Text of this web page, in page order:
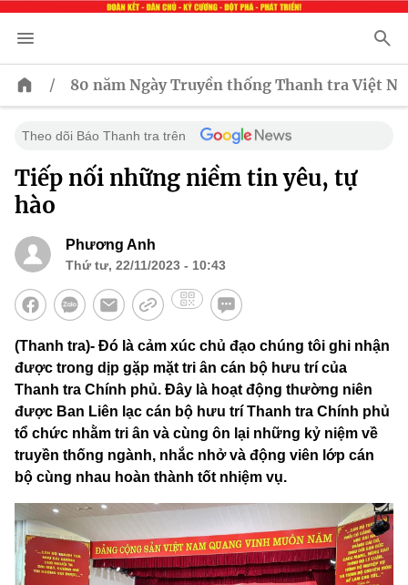
/ 80 năm Ngày Truyền thống Thanh tra Việt
Theo dõi Báo Thanh tra trên
Tiếp nối những niềm tin yêu, tự
hào
Phương Anh
Thứ tư, 22/11/2023 - 10:43
(Thanh tra)- Đó là cảm xúc chủ đạo chúng tôi ghi nhận
được trong dịp gặp mặt tri ân cán bộ hưu trí của
Thanh tra Chính phủ. Đây là hoạt động thường niên
được Ban Liên lạc cán bộ hưu trí Thanh tra Chính phủ
tổ chức nhằm tri ân và cùng ôn lại những kỷ niệm về
truyền thống ngành, nhắc nhở và động viên lớp cán
bộ cùng nhau hoàn thành tốt nhiệm vụ.